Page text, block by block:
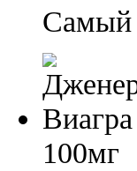
Самый
100мг